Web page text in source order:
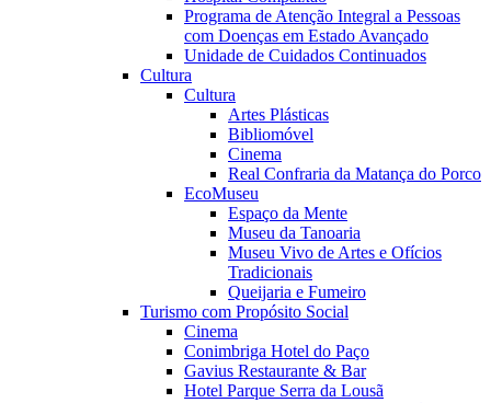
Programa de Atenção Integral a Pessoas
com Doenças em Estado Avançado
Unidade de Cuidados Continuados
Cultura
Cultura
Artes Plásticas
Bibliomóvel
Cinema
Real Confraria da Matança do Porco
EcoMuseu
Espaço da Mente
Museu da Tanoaria
Museu Vivo de Artes e Ofícios
Tradicionais
Queijaria e Fumeiro
Turismo com Propósito Social
Cinema
Conimbriga Hotel do Paço
Gavius Restaurante & Bar
Hotel Parque Serra da Lousã